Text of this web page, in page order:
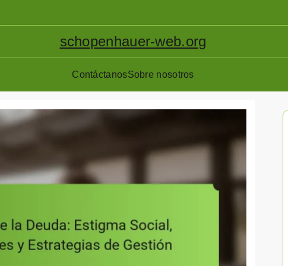
schopenhauer-web.org
ContáctanosSobre nosotros